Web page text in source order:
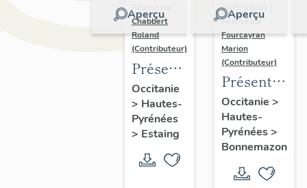
Aperçu
Chabbert
Roland
(Contributeur)
Présentation
de
l'opération
d'inventaire
commune
Occitanie
> Hautes-
Pyrénées
> Estaing
Aperçu
IA65010001 |
Réalisé par
Fourcayran
Marion
(Contributeur)
Présentation
de l'étude
des
communes
Occitanie >
Hautes-
Pyrénées>
Bonnemazon